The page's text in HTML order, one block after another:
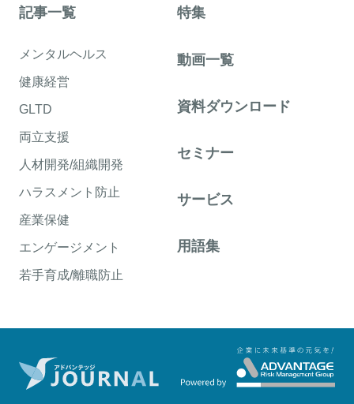
記事一覧
メンタルヘルス
健康経営
GLTD
両立支援
人材開発/組織開発
ハラスメント防止
産業保健
エンゲージメント
若手育成/離職防止
特集
動画一覧
資料ダウンロード
セミナー
サービス
用語集